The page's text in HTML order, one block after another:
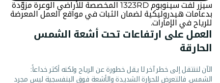
سيزر لفت سينوبوم 1323RD المخصصة للأراضي الوعرة مزوّدة
بدعامات هيدروليكية لضمان الثبات في مواقع العمل المعرضة
للرياح في الإمارات.
العمل على ارتفاعات تحت أشعة الشمس
الحارقة
الآن لننتقل إلى خطر آخر لا يقل خطورة عن الرياح ولكنه أكثر خداعاً:
الشمس. فالتعرض للحرارة الشديدة والأشعة فوق البنفسجية ليس مجرد